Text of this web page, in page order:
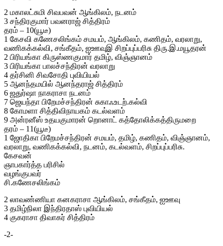
2 மகாலட்சுமி சிவபவன் ஆங்கிலம், நடனம்
3 சந்திரகுமார் பவனராஜ் சித்திரம்
தரம் – 10(யூடீ)
1 கேசவி கணேசலிங்கம் சமயம், ஆங்கிலம், கணிதம், வரலாறு,
வணிகக்கல்வி, சங்கீதம், ஐஊவுஇ சிறப்புப்பரிசு திரு.இ.மயூதரன்
2 பிரியங்கா கிருஸ்ணகுமார் தமிழ், விஞ்ஞானம்
3 பிரியங்கா பாலச்சந்திரன் வரலாறு
4 தர்சினி சிவசோதி புவியியல்
5 ஆனந்தமயில் ஆனந்தராஜ் சித்திரம்
6 ஜதுர்ஷா நாகராசா நடனம்
7 ஜெயந்தா பிறேமச்சந்திரன் சுகாஃஉடற்.கல்வி
8 கோமளா சித்திவிநாயகம் கடல்வளம்
9 அன்ரனீஸ் உதயகுமாரன் றொனாட் கத்தோலிக்கத்திருமறை
தரம் – 11(யூடீ)
1 ஜோதிகா பிறேமச்சந்திரன் சமயம், தமிழ், கணிதம், விஞ்ஞானம்,
வரலாறு, வணிகக்கல்வி, நடனம், கடல்வளம், சிறப்புப்பரிசு.
கேசவன்
ஞாபகார்த்த பரிசில்
வழங்குபவர்
சி.கணேசலிங்கம்
2 லாவண்ணியா கனகராசா ஆங்கிலம், சங்கீதம், ஐஊவு
3 தமிழ்நிலா இந்திரதாஸ் புவியியல்
4 குகராசா திவாகர் சித்திரம்
-2-